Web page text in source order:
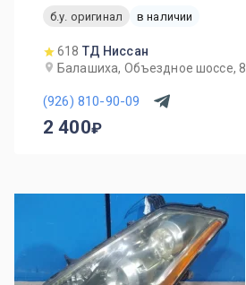
б.у. оригинал
в наличии
618 ТД Ниссан
Балашиха, Объездное шоссе, 8
(926) 810-90-09
2 400